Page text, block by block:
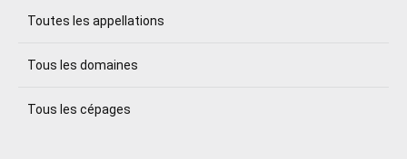
Toutes les appellations
Tous les domaines
Tous les cépages